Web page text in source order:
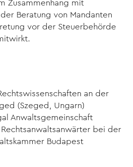
Zusammenhang mit
Beratung von Mandanten
vor der Steuerbehörde
an der
(Szeged, Ungarn)
Anwaltsgemeinschaft
bei der
Budapest